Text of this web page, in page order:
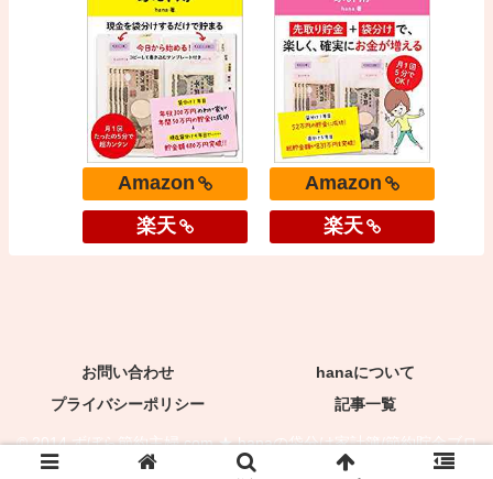
Amazon
楽天
Amazon
楽天
お問い合わせ
hanaについて
プライバシーポリシー
記事一覧
© 2014 ずぼら節約主婦.com ★ hanaの袋分け家計簿/節約貯金ブロ
グ.